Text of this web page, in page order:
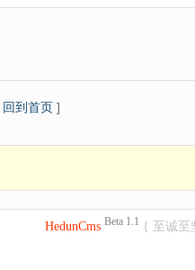
回到首页 ]
HedunCms Beta 1.1 { 至诚至